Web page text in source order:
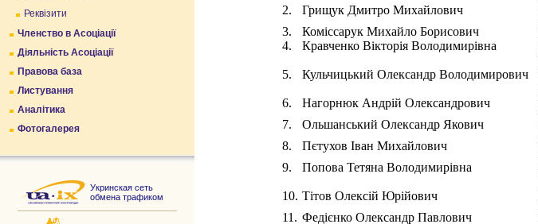
Реквізити
Членство в Асоціації
Діяльність Асоціації
Правова база
Листування
Аналітика
Фотогалерея
Укринская сеть
обмена трафиком
2.
Грищук Дмитро Михайлович
3.
Коміссарук Михайло Борисович
4.
Кравченко Вікторія Володимирівна
5. Кульчицький Олександр Володимирович
6.
Нагорнюк Андрій Олександрович
7.
Ольшанський Олександр Якович
8.
Пєтухов Іван Михайлович
9.
Попова Тетяна Володимирівна
10. Тітов Олексій Юрійович
11. Федієнко Олександр Павлович